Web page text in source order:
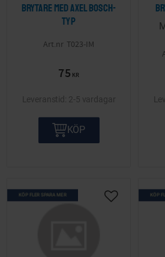
Brytare med axel Bosch-
typ
T023-IM
75 KR
2-5 vardagar
KÖP
KÖP FLER SPARA MER
Lägg till i
KÖP